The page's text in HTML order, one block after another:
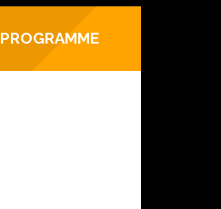
PROGRAMME